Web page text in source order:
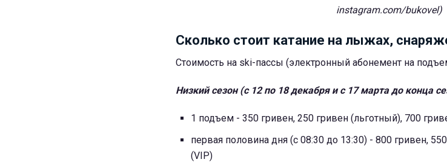
instagram.com/bukovel)
Сколько стоит катание на лыжах,
Стоимость на ski-пассы (электронный абонемент на
Низкий сезон (с 12 по 18 декабря и с 17 марта до конца
1 подъем - 350 гривен, 250 гривен (льготный), 700
первая половина дня (с 08:30 до 13:30) - 800 гривен,
(VIP)